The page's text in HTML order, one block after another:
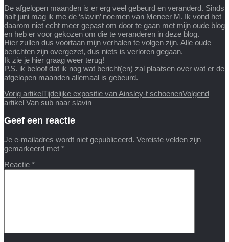
De afgelopen maanden is er erg veel gebeurd en veranderd. Sinds
half juni mag ik me de ‘slavin’ noemen van Meneer M. Ik vond het
daarom niet echt meer gepast om door te gaan met mijn oude blog
en heb er voor gekozen om die te veranderen in deze blog.
Hier zullen dus voortaan mijn verhalen te volgen zijn. Alle oude
berichten zijn overgezet, dus niets is verloren gegaan.
Ik zie je hier graag weer terug!
P.S. ik beloof dat ik nog wat bericht(en) zal plaatsen over wat er de
afgelopen maanden allemaal is gebeurd.
Vorig artikelTijdelijke expositie van Ainsley-t schoenenVolgend
artikel Van sub naar slavin
Geef een reactie
Je e-mailadres wordt niet gepubliceerd. Vereiste velden zijn
gemarkeerd met *
Reactie *